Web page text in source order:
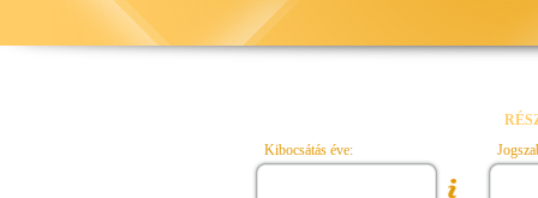
Kibocsátás éve: